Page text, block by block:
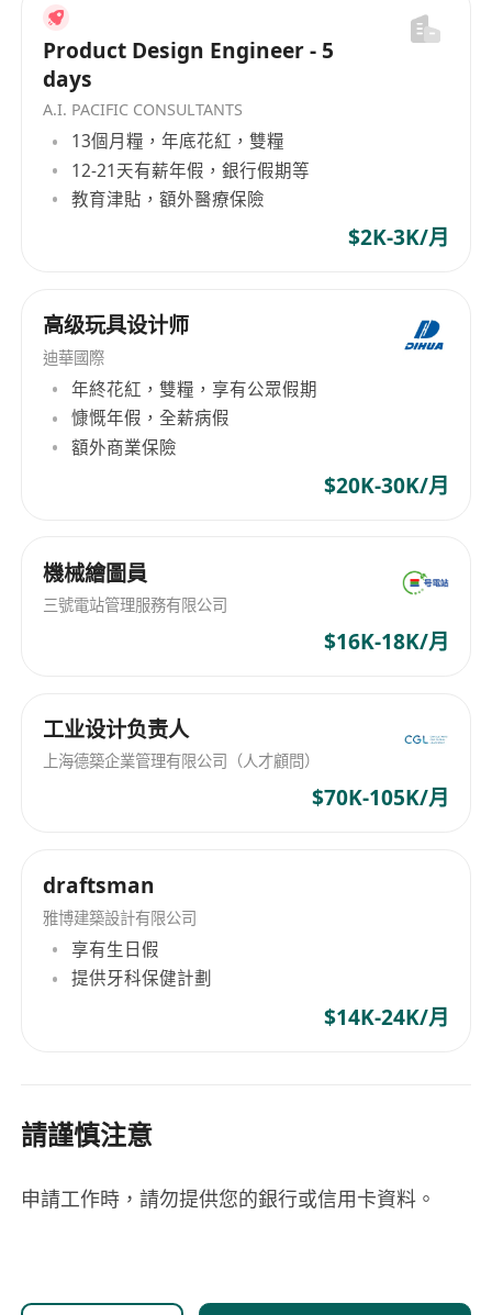
Product Design Engineer - 5
days
A.I. PACIFIC CONSULTANTS
13個月糧，年底花紅，雙糧
12-21天有薪年假，銀行假期等
教育津貼，額外醫療保險
$2K-3K/月
高级玩具设计师
迪華國際
年終花紅，雙糧，享有公眾假期
慷慨年假，全薪病假
額外商業保險
$20K-30K/月
機械繪圖員
三號電站管理服務有限公司
$16K-18K/月
工业设计负责人
上海德築企業管理有限公司（人才顧問）
$70K-105K/月
draftsman
雅博建築設計有限公司
享有生日假
提供牙科保健計劃
$14K-24K/月
請謹慎注意
申請工作時，請勿提供您的銀行或信用卡資料。